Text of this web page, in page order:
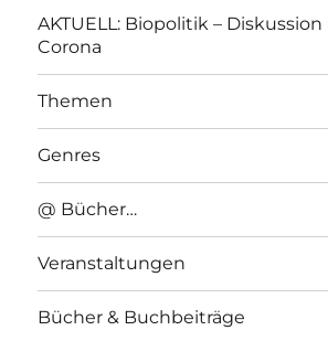
AKTUELL: Biopolitik –
Corona
Themen
Genres
@ Bücher…
Veranstaltungen
Bücher & Buchbeiträge